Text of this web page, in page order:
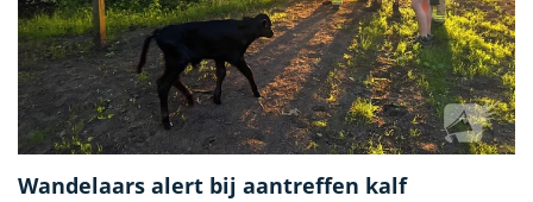
Wandelaars alert bij aantreffen kalf